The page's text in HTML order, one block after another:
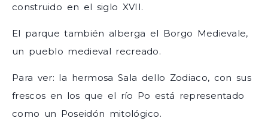
construido en el siglo XVII.
El parque también alberga el Borgo Medievale,
un pueblo medieval recreado.
Para ver: la hermosa Sala dello Zodiaco, con sus
frescos en los que el río Po está representado
como un Poseidón mitológico.